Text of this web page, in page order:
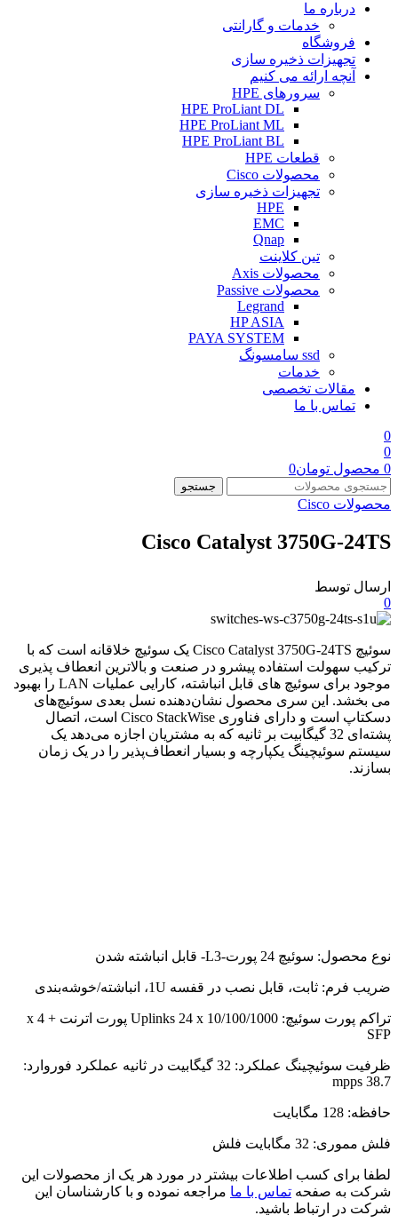
درباره ما
خدمات و گارانتی
فروشگاه
تجهیزات ذخیره سازی
آنچه ارائه می کنیم
سرورهای HPE
HPE ProLiant DL
HPE ProLiant ML
HPE ProLiant BL
قطعات HPE
محصولات Cisco
تجهیزات ذخیره سازی
HPE
EMC
Qnap
تین کلاینت
محصولات Axis
محصولات Passive
Legrand
HP ASIA
PAYA SYSTEM
ssd سامسونگ
خدمات
مقالات تخصصی
تماس با ما
0
0
0 محصول تومان0
جستجو
محصولات Cisco
Cisco Catalyst 3750G-24TS
ارسال توسط
0
سوئیچ Cisco Catalyst 3750G-24TS یک سوئیچ خلاقانه است که با
ترکیب سهولت استفاده پیشرو در صنعت و بالاترین انعطاف پذیری
موجود برای سوئیچ های قابل انباشته، کارایی عملیات LAN را بهبود
می بخشد. این سری محصول نشان‌دهنده نسل بعدی سوئیچ‌های
دسکتاپ است و دارای فناوری Cisco StackWise است، اتصال
پشته‌ای 32 گیگابیت بر ثانیه که به مشتریان اجازه می‌دهد یک
سیستم سوئیچینگ یکپارچه و بسیار انعطاف‌پذیر را در یک زمان
بسازند.
نوع محصول: سوئیچ 24 پورت-L3- قابل انباشته شدن
ضریب فرم: ثابت، قابل نصب در قفسه 1U، انباشته/خوشه‌بندی
تراکم پورت سوئیچ: Uplinks 24 x 10/100/1000 پورت اترنت + 4 x
SFP
ظرفیت سوئیچینگ عملکرد: 32 گیگابیت در ثانیه عملکرد فوروارد:
38.7 mpps
حافظه: 128 مگابایت
فلش مموری: 32 مگابایت فلش
لطفا برای کسب اطلاعات بیشتر در مورد هر یک از محصولات این
شرکت به صفحه تماس با ما مراجعه نموده و با کارشناسان این
شرکت در ارتباط باشید.